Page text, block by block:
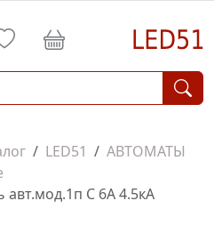
LED51
АВТОМАТЫ
авт.мод.1п C 6А 4.5кА